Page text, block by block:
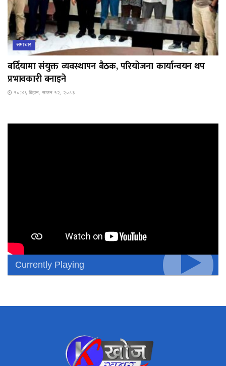
समाचार
बर्दियामा संयुक्त व्यवस्थापन बैठक, परियोजना कार्यान्वयन थप
प्रभावकारी बनाइने
१०:४६ बिहान, साउन १२, २०८३
Currently Playing